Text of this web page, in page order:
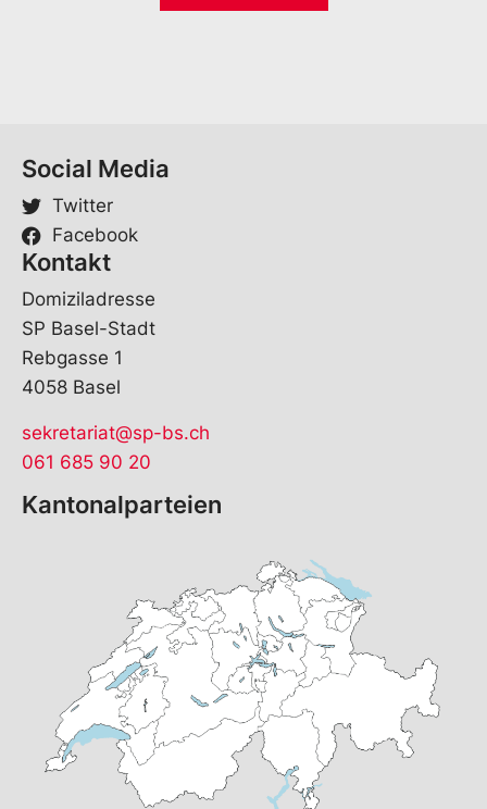
Social Media
Twitter
Facebook
Kontakt
Domiziladresse
SP Basel-Stadt
Rebgasse 1
4058 Basel
sekretariat@sp-bs.ch
061 685 90 20
Kantonalparteien